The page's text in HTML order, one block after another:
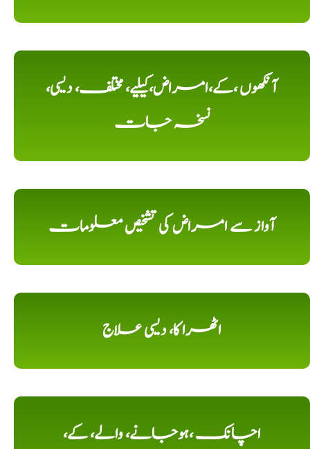
آنکھوں ،کے،امراض،کیلیے، مختلف، دیسی،
نسخہ جات
آواز سے امراض کی تشخیص معلومات
اٹھرا کا، دیسی علاج
اچانک ،ہوجانے، والے، کے،